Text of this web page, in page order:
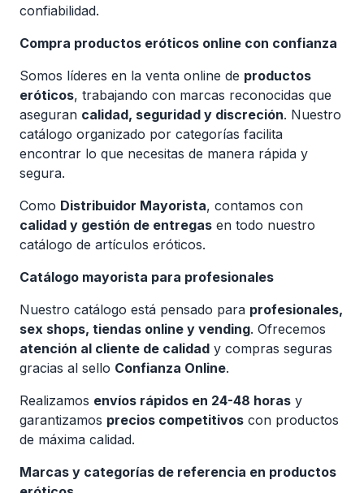
confiabilidad.
Compra productos eróticos online con confianza
Somos líderes en la venta online de productos
eróticos, trabajando con marcas reconocidas que
aseguran calidad, seguridad y discreción. Nuestro
catálogo organizado por categorías facilita
encontrar lo que necesitas de manera rápida y
segura.
Como Distribuidor Mayorista, contamos con
calidad y gestión de entregas en todo nuestro
catálogo de artículos eróticos.
Catálogo mayorista para profesionales
Nuestro catálogo está pensado para profesionales,
sex shops, tiendas online y vending. Ofrecemos
atención al cliente de calidad y compras seguras
gracias al sello Confianza Online.
Realizamos envíos rápidos en 24-48 horas y
garantizamos precios competitivos con productos
de máxima calidad.
Marcas y categorías de referencia en productos